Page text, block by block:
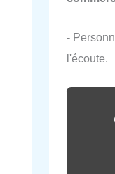
-
l'écoute.